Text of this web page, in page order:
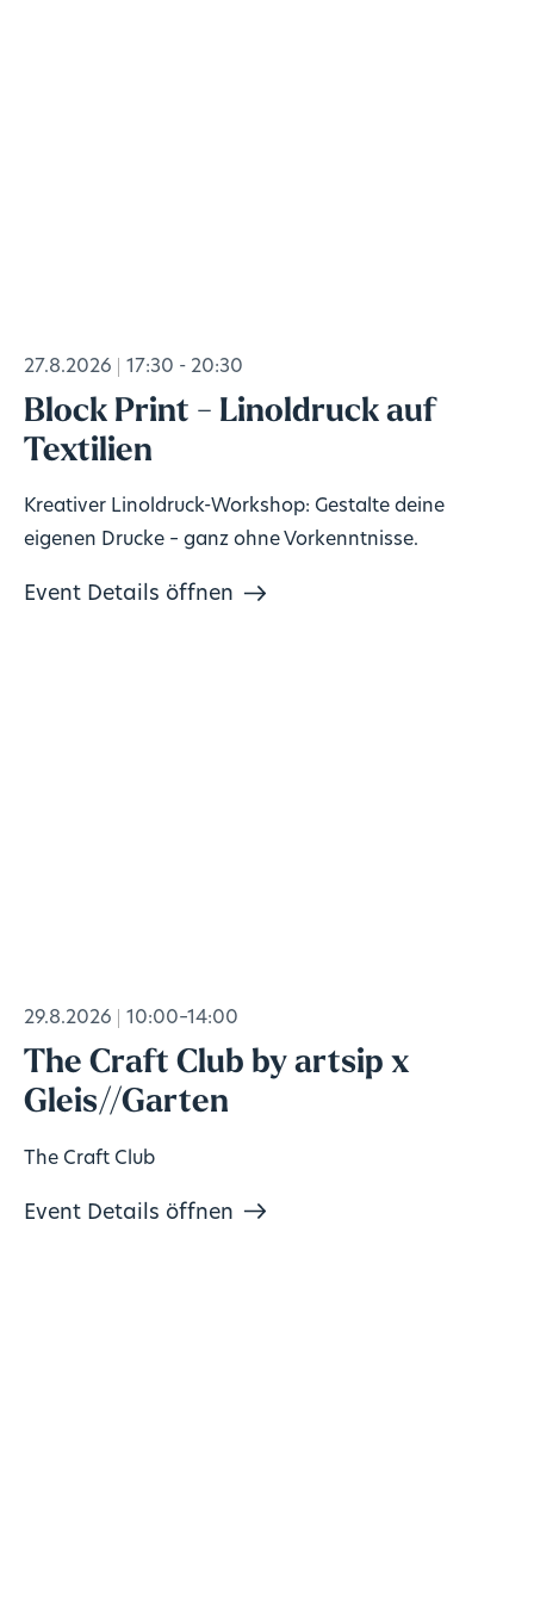
27.8.2026 17:30 - 20:30
Block Print - Linoldruck auf
Textilien
Kreativer Linoldruck-Workshop: Gestalte deine
eigenen Drucke – ganz ohne Vorkenntnisse.
Event Details öffnen
29.8.2026 10:00–14:00
The Craft Club by artsip x
Gleis//Garten
The Craft Club
Event Details öffnen